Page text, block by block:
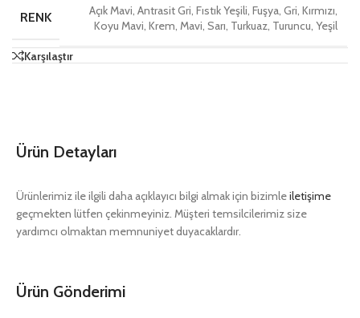
RENK Açık Mavi, Antrasit Gri, Fıstık Yeşili, Fuşya, Gri, Kırmızı,
Koyu Mavi, Krem, Mavi, Sarı, Turkuaz, Turuncu, Yeşil
Karşılaştır
Ürün Detayları
Ürünlerimiz ile ilgili daha açıklayıcı bilgi almak için bizimleiletişime
geçmekten lütfen çekinmeyiniz. Müşteri temsilcilerimiz size
yardımcı olmaktan memnuniyet duyacaklardır.
Ürün Gönderimi